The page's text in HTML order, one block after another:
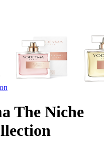
The Niche